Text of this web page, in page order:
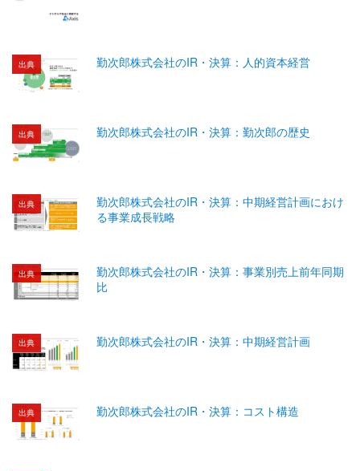
出典 勤次郎株式会社のIR・決算：人的資本経営
出典 勤次郎株式会社のIR・決算：勤次郎の歴史
出典
勤次郎株式会社のIR・決算：中期経営計画におけ
る事業成長戦略
出典
勤次郎株式会社のIR・決算：事業別売上前年同期
比
出典 勤次郎株式会社のIR・決算：中期経営計画
出典 勤次郎株式会社のIR・決算：コスト構造